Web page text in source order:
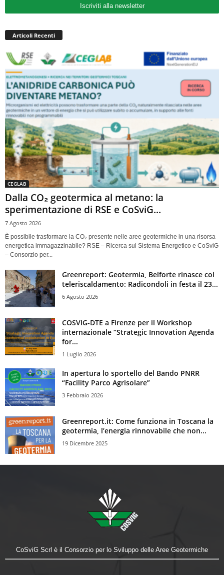
Iscriviti alla newsletter
Articoli Recenti
CEGLAB
Dalla CO₂ geotermica al metano: la
sperimentazione di RSE e CoSviG...
7 Agosto 2026
È possibile trasformare la CO₂ presente nelle aree geotermiche in una risorsa
energetica immagazzinabile? RSE – Ricerca sul Sistema Energetico e CoSviG
– Consorzio per...
Greenreport: Geotermia, Belforte rinasce col
teleriscaldamento: Radicondoli in festa il 23...
6 Agosto 2026
COSVIG-DTE a Firenze per il Workshop
internazionale “Strategic Innovation Agenda
for...
1 Luglio 2026
In apertura lo sportello del Bando PNRR
“Facility Parco Agrisolare”
3 Febbraio 2026
Greenreport.it: Come funziona in Toscana la
geotermia, l’energia rinnovabile che non...
19 Dicembre 2025
CoSviG Scrl è il Consorzio per lo Sviluppo delle Aree Geotermiche